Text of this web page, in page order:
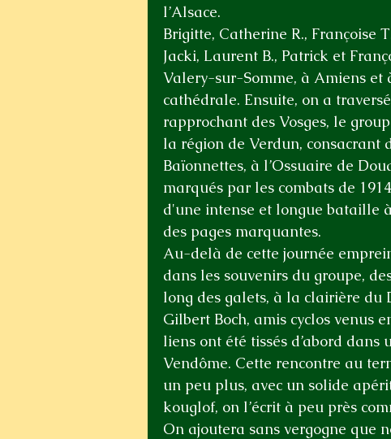
l’Alsace.
Brigitte, Catherine R., Françoise
Jacki, Laurent B., Patrick et
Valery-sur-Somme, à Amiens et
cathédrale. Ensuite, on a
rapprochant des Vosges, le
la région de Verdun, consacrant
Baïonnettes, à l’Ossuaire de
marqués par les combats de
d'une intense et longue bataille
des pages marquantes.
Au-delà de cette journée
dans les souvenirs du groupe,
long des galets, à la clairière du
Gilbert Boch, amis cyclos venus
liens ont été tissés d’abord dans
Vendôme. Cette rencontre au
un peu plus, avec un solide
kouglof, on l’écrit à peu près
On ajoutera sans vergogne que